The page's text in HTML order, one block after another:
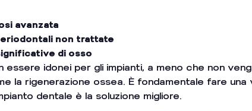
avanzata
non trattate
di osso
essere idonei per gli impianti, a meno che non
la rigenerazione ossea. È fondamentale fare una
dentale è la soluzione migliore.